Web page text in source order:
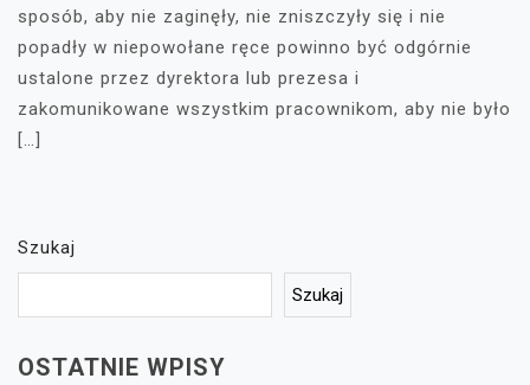
sposób, aby nie zaginęły, nie zniszczyły się i nie
popadły w niepowołane ręce powinno być odgórnie
ustalone przez dyrektora lub prezesa i
zakomunikowane wszystkim pracownikom, aby nie było
[…]
Szukaj
Szukaj
OSTATNIE WPISY